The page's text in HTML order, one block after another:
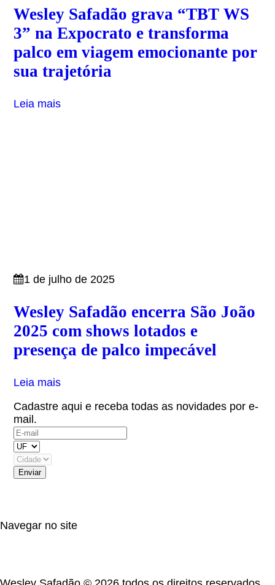
Wesley Safadão grava “TBT WS
3” na Expocrato e transforma
palco em viagem emocionante por
sua trajetória
Leia mais
1 de julho de 2025
Wesley Safadão encerra São João
2025 com shows lotados e
presença de palco impecável
Leia mais
Cadastre aqui e receba todas as novidades por e-
mail.
Navegar no site